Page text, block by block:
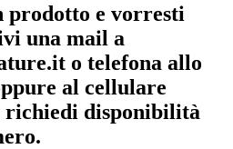
prodotto e vorresti
una mail a
o telefona allo
al cellulare
richiedi disponibilità